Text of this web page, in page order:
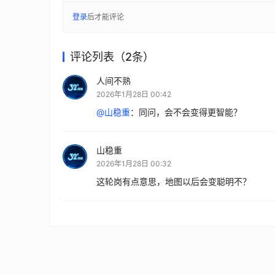
登录后才能评论
评论列表（2条）
人间不熟
2026年1月28日 00:42
@山稳重： 同问，会不会变得更智能？
山稳重
2026年1月28日 00:32
这轮岗有点意思，地图以后会变聪明不？